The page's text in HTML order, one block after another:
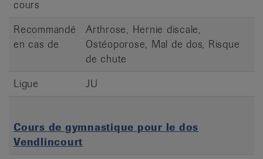
cours
Recommandé
en cas de
Arthrose, Hernie discale,
Ostéoporose, Mal de dos, Risque
de chute
Ligue
JU
Cours de gymnastique pour le dos
Vendlincourt